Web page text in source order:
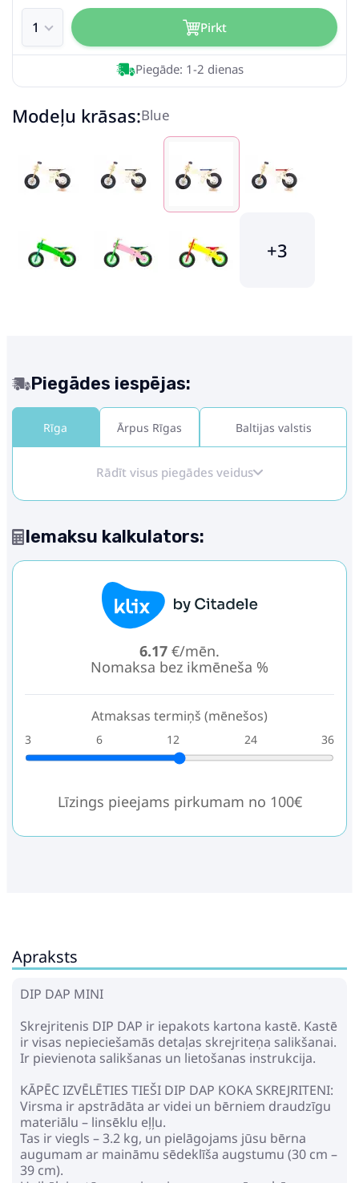
Pirkt
Piegāde: 1-2 dienas
Modeļu krāsas:Blue
+3
Piegādes iespējas:
Rīga Ārpus Rīgas Baltijas valstis
Rādīt visus piegādes veidus
Iemaksu kalkulators:
6.17 €/mēn.
Nomaksa bez ikmēneša %
Atmaksas termiņš (mēnešos)
3 6 12 24 36
Līzings pieejams pirkumam no 100€
Apraksts
DIP DAP MINI
Skrejritenis DIP DAP ir iepakots kartona kastē. Kastē
ir visas nepieciešamās detaļas skrejriteņa salikšanai.
Ir pievienota salikšanas un lietošanas instrukcija.
KĀPĒC IZVĒLĒTIES TIEŠI DIP DAP KOKA SKREJRITENI:
Virsma ir apstrādāta ar videi un bērniem draudzīgu
materiālu – linsēklu eļļu.
Tas ir viegls – 3.2 kg, un pielāgojams jūsu bērna
augumam ar maināmu sēdeklīša augstumu (30 cm –
39 cm).